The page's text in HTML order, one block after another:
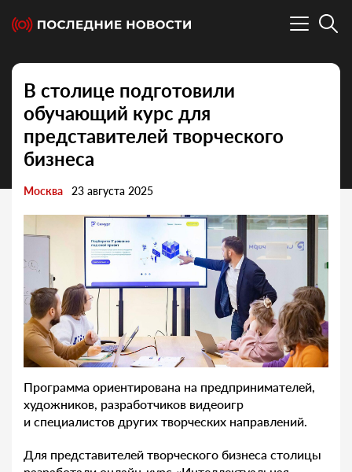
В столице подготовили
обучающий курс для
представителей творческого
бизнеса
Москва 23 августа 2025
Программа ориентирована на предпринимателей,
художников, разработчиков видеоигр
и специалистов других творческих направлений.
Для представителей творческого бизнеса столицы